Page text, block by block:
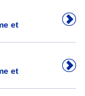
et
et